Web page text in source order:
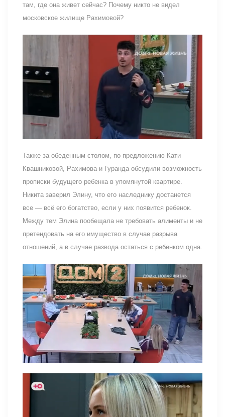
там, где она живет сейчас? Почему никто не видел
московское жилище Рахимовой?
Также за обеденным столом, по предложению Кати
Квашниковой, Рахимова и Гуранда обсудили возможность
прописки будущего ребенка в упомянутой квартире.
Никита заверил Элину, что его наследнику достанется
все — всё его богатство, если у них появится ребенок.
Между тем Элина пообещала не требовать алименты и не
претендовать на его имущество в случае разрыва
отношений, а в случае развода остаться с ребенком одна.